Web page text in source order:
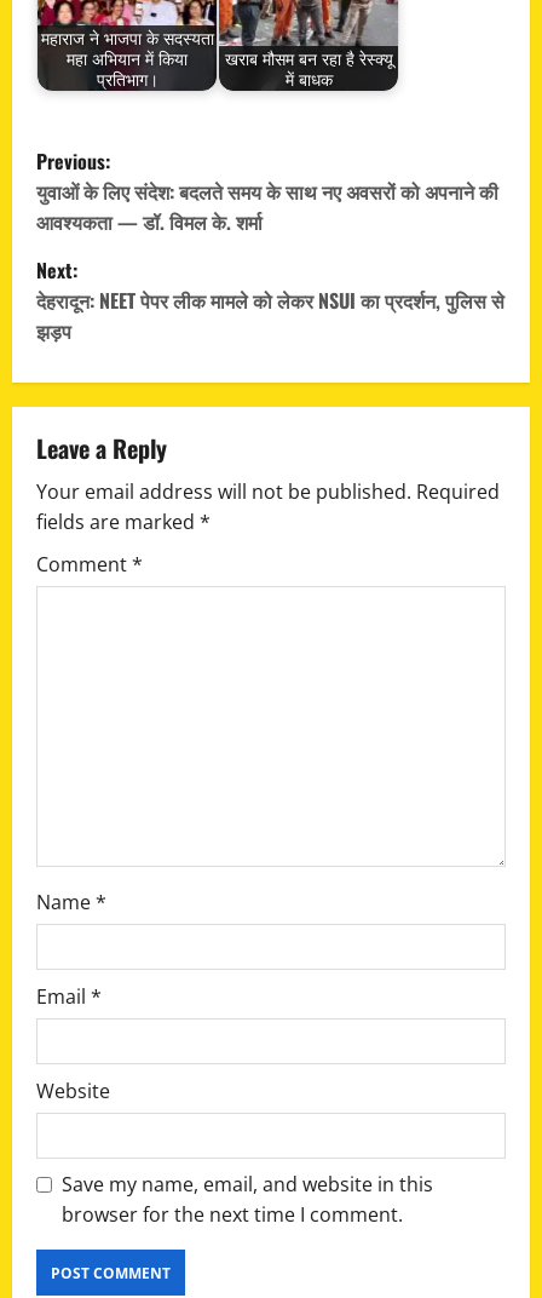
महाराज ने भाजपा के सदस्यता
महा अभियान में किया
प्रतिभाग।
खराब मौसम बन रहा है रेस्क्यू
में बाधक
P
o
s
t
n
a
v
i
g
Previous:
युवाओं के लिए संदेश: बदलते समय के साथ नए अवसरों को अपनाने की
आवश्यकता — डॉ. विमल के. शर्मा
Next:
देहरादून: NEET पेपर लीक मामले को लेकर NSUI का प्रदर्शन, पुलिस से
झड़प
Leave a Reply
Your email address will not be published. Required
fields are marked *
Comment*
Name*
Email *
Website
Save my name, email, and website in this
browser for the next time I comment.